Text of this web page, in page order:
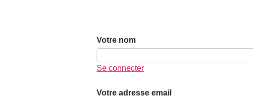
Votre nom
Se connecter
Votre adresse email